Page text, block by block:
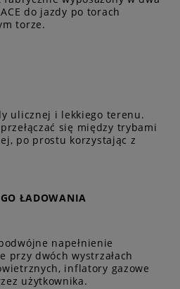
do jazdy po torach
torze.
ulicznej i lekkiego terenu.
się między trybami
po prostu korzystając z
ŁADOWANIA
napełnienie
przy dwóch wystrzałach
inflatory gazowe
użytkownika.